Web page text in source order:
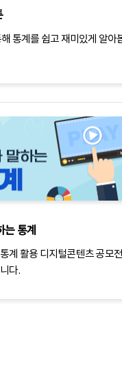
통계를 쉽고 재미있게 알아
는 통계
계 활용 디지털콘텐츠 공모전
다.